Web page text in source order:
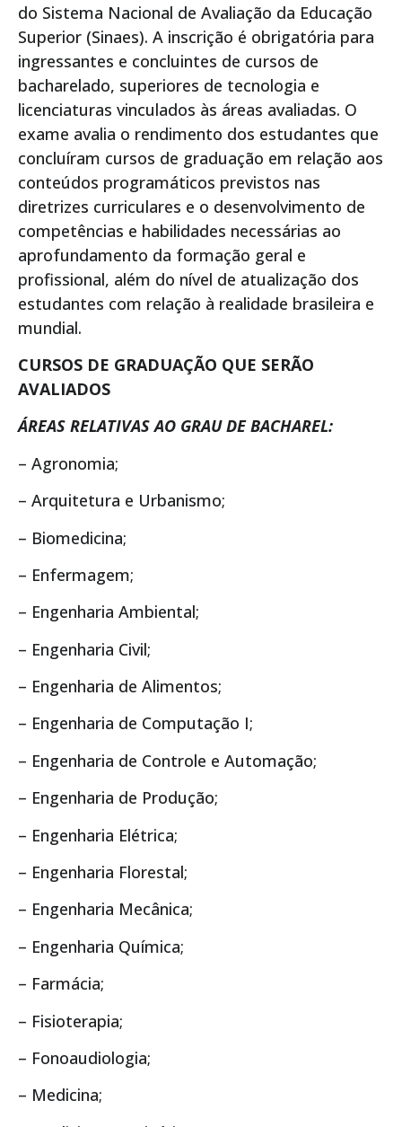
do Sistema Nacional de Avaliação da Educação
Superior (Sinaes). A inscrição é obrigatória para
ingressantes e concluintes de cursos de
bacharelado, superiores de tecnologia e
licenciaturas vinculados às áreas avaliadas. O
exame avalia o rendimento dos estudantes que
concluíram cursos de graduação em relação aos
conteúdos programáticos previstos nas
diretrizes curriculares e o desenvolvimento de
competências e habilidades necessárias ao
aprofundamento da formação geral e
profissional, além do nível de atualização dos
estudantes com relação à realidade brasileira e
mundial.
CURSOS DE GRADUAÇÃO QUE SERÃO
AVALIADOS
ÁREAS RELATIVAS AO GRAU DE BACHAREL:
– Agronomia;
– Arquitetura e Urbanismo;
– Biomedicina;
– Enfermagem;
– Engenharia Ambiental;
– Engenharia Civil;
– Engenharia de Alimentos;
– Engenharia de Computação I;
– Engenharia de Controle e Automação;
– Engenharia de Produção;
– Engenharia Elétrica;
– Engenharia Florestal;
– Engenharia Mecânica;
– Engenharia Química;
– Farmácia;
– Fisioterapia;
– Fonoaudiologia;
– Medicina;